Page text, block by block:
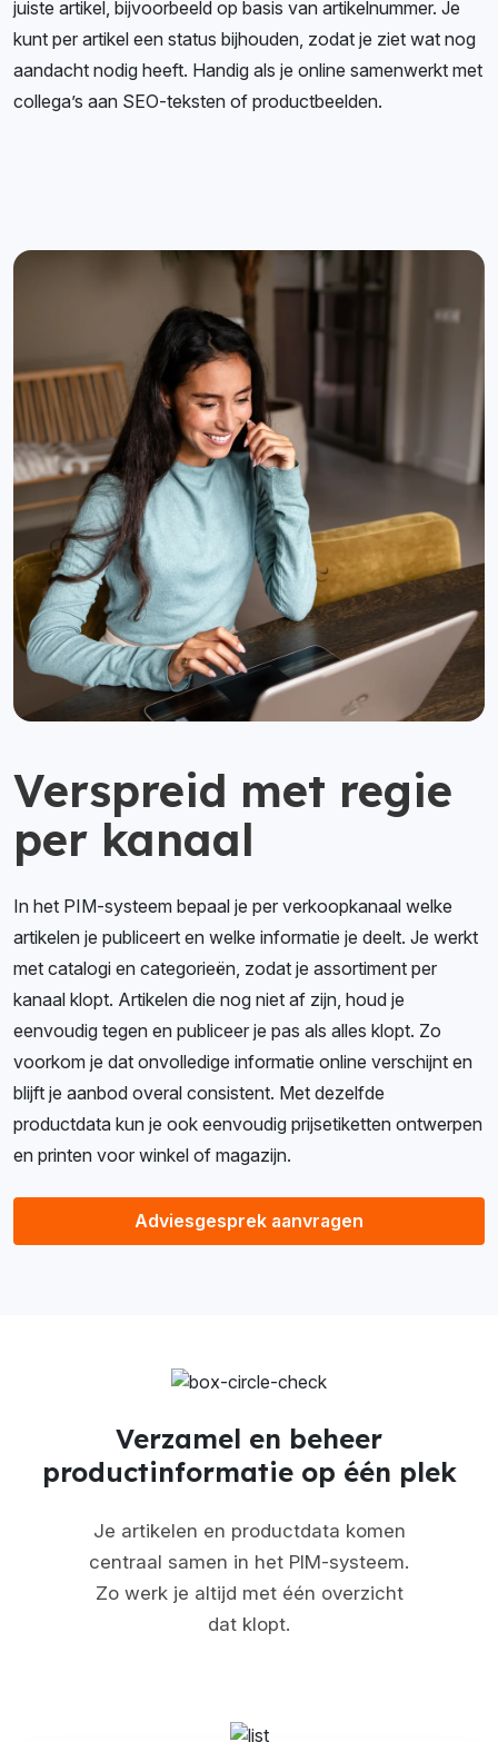
juiste artikel, bijvoorbeeld op basis van artikelnummer. Je
kunt per artikel een status bijhouden, zodat je ziet wat nog
aandacht nodig heeft. Handig als je online samenwerkt met
collega’s aan SEO-teksten of productbeelden.
Verspreid met regie
per kanaal
In het PIM-systeem bepaal je per verkoopkanaal welke
artikelen je publiceert en welke informatie je deelt. Je werkt
met catalogi en categorieën, zodat je assortiment per
kanaal klopt. Artikelen die nog niet af zijn, houd je
eenvoudig tegen en publiceer je pas als alles klopt. Zo
voorkom je dat onvolledige informatie online verschijnt en
blijft je aanbod overal consistent. Met dezelfde
productdata kun je ook eenvoudig prijsetiketten ontwerpen
en printen voor winkel of magazijn.
Adviesgesprek aanvragen
Verzamel en beheer
productinformatie op één plek
Je artikelen en productdata komen
centraal samen in het PIM-systeem.
Zo werk je altijd met één overzicht
dat klopt.